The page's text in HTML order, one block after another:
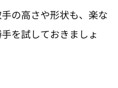
の高さや形状も、楽な
を試しておきましょ